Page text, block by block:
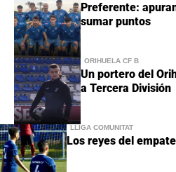
Preferente:
sumar puntos
ORIHUELA CF B
Un portero del
a Tercera División
LLIGA COMUNITAT
Los reyes del